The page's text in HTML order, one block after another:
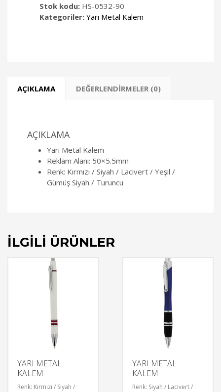
Stok kodu: HS-0532-90
Kategoriler: Yarı Metal Kalem
AÇIKLAMA DEĞERLENDIRMELER (0)
AÇIKLAMA
Yarı Metal Kalem
Reklam Alanı: 50×5.5mm
Renk: Kırmızı / Siyah / Lacivert / Yeşil /
Gümüş Siyah / Turuncu
İLGILI ÜRÜNLER
YARI METAL
KALEM
Renk: Kırmızı / Siyah /
YARI METAL
KALEM
Renk: Siyah / Lacivert /